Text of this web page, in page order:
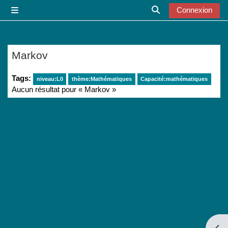
Activer/désactiver
Connexion
Markov
Tags: niveau:L0 thème:Mathématiques Capacité:mathématiques
Aucun résultat pour « Markov »